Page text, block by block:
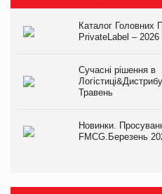
Каталог Головних
PrivateLabel – 2026
Сучасні рішення в
Травень
Новинки.
FMCG.Березень